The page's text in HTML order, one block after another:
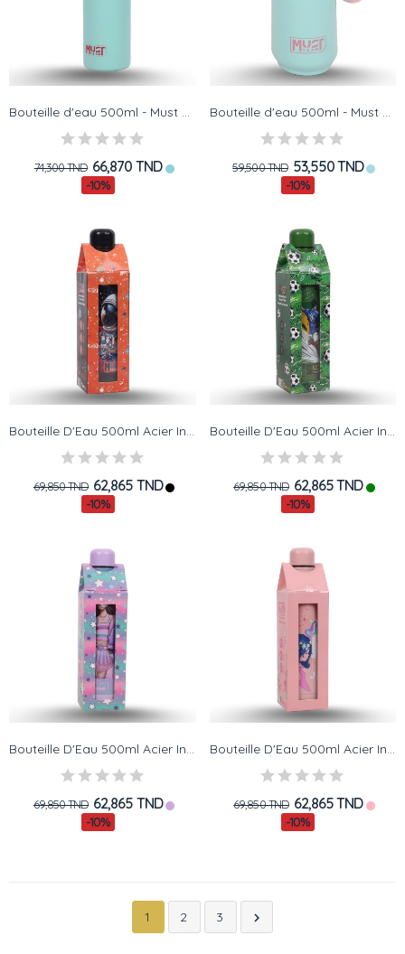
Bouteille d'eau 500ml - Must Team - Stainless...
74,300 TND 66,870 TND
-10%
Bouteille d'eau 500ml - Must Team - Stainless...
59,500 TND 53,550 TND
-10%
Bouteille D'Eau 500ml Acier Inoxydable - Must...
69,850 TND 62,865 TND
-10%
Bouteille D'Eau 500ml Acier Inoxydable - Must...
69,850 TND 62,865 TND
-10%
Bouteille D'Eau 500ml Acier Inoxydable - Must...
69,850 TND 62,865 TND
-10%
Bouteille D'Eau 500ml Acier Inoxydable - Must...
69,850 TND 62,865 TND
-10%
1 2 3 